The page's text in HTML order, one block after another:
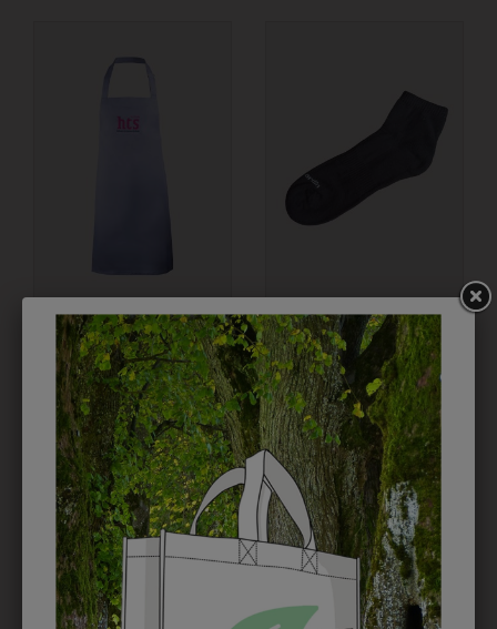
1HTSLSW0501
LATZSCHÜRZE 80 CM
GRIFFIN
€ 36,90
3QUARTERM96
SOCKEN 3ER PACK
€ 9,90